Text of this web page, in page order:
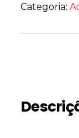
Categoria: